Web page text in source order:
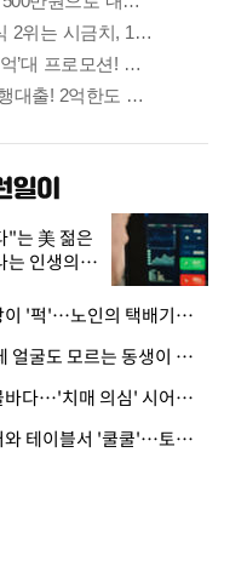
"는 美 젊은
인생의
· 엘베 문 열리자 지팡이 '퍽'…노인의 택배기사 폭행 이유
· "20년 병수발했는데 얼굴도 모르는 동생이 유산 절반을"…배다른 형제 상속권 있을까
· 냄비 태우고 욕실 물바다…'치매 의심' 시어머니 검사 권유했다가 '날벼락'
· 새벽 식당 몰래 들어와 테이블서 '쿨쿨'…토사물 남기고 사라진 남성